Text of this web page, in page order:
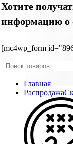
Хотите
информацию о
[mc4wp_form
Главная
Распродажа